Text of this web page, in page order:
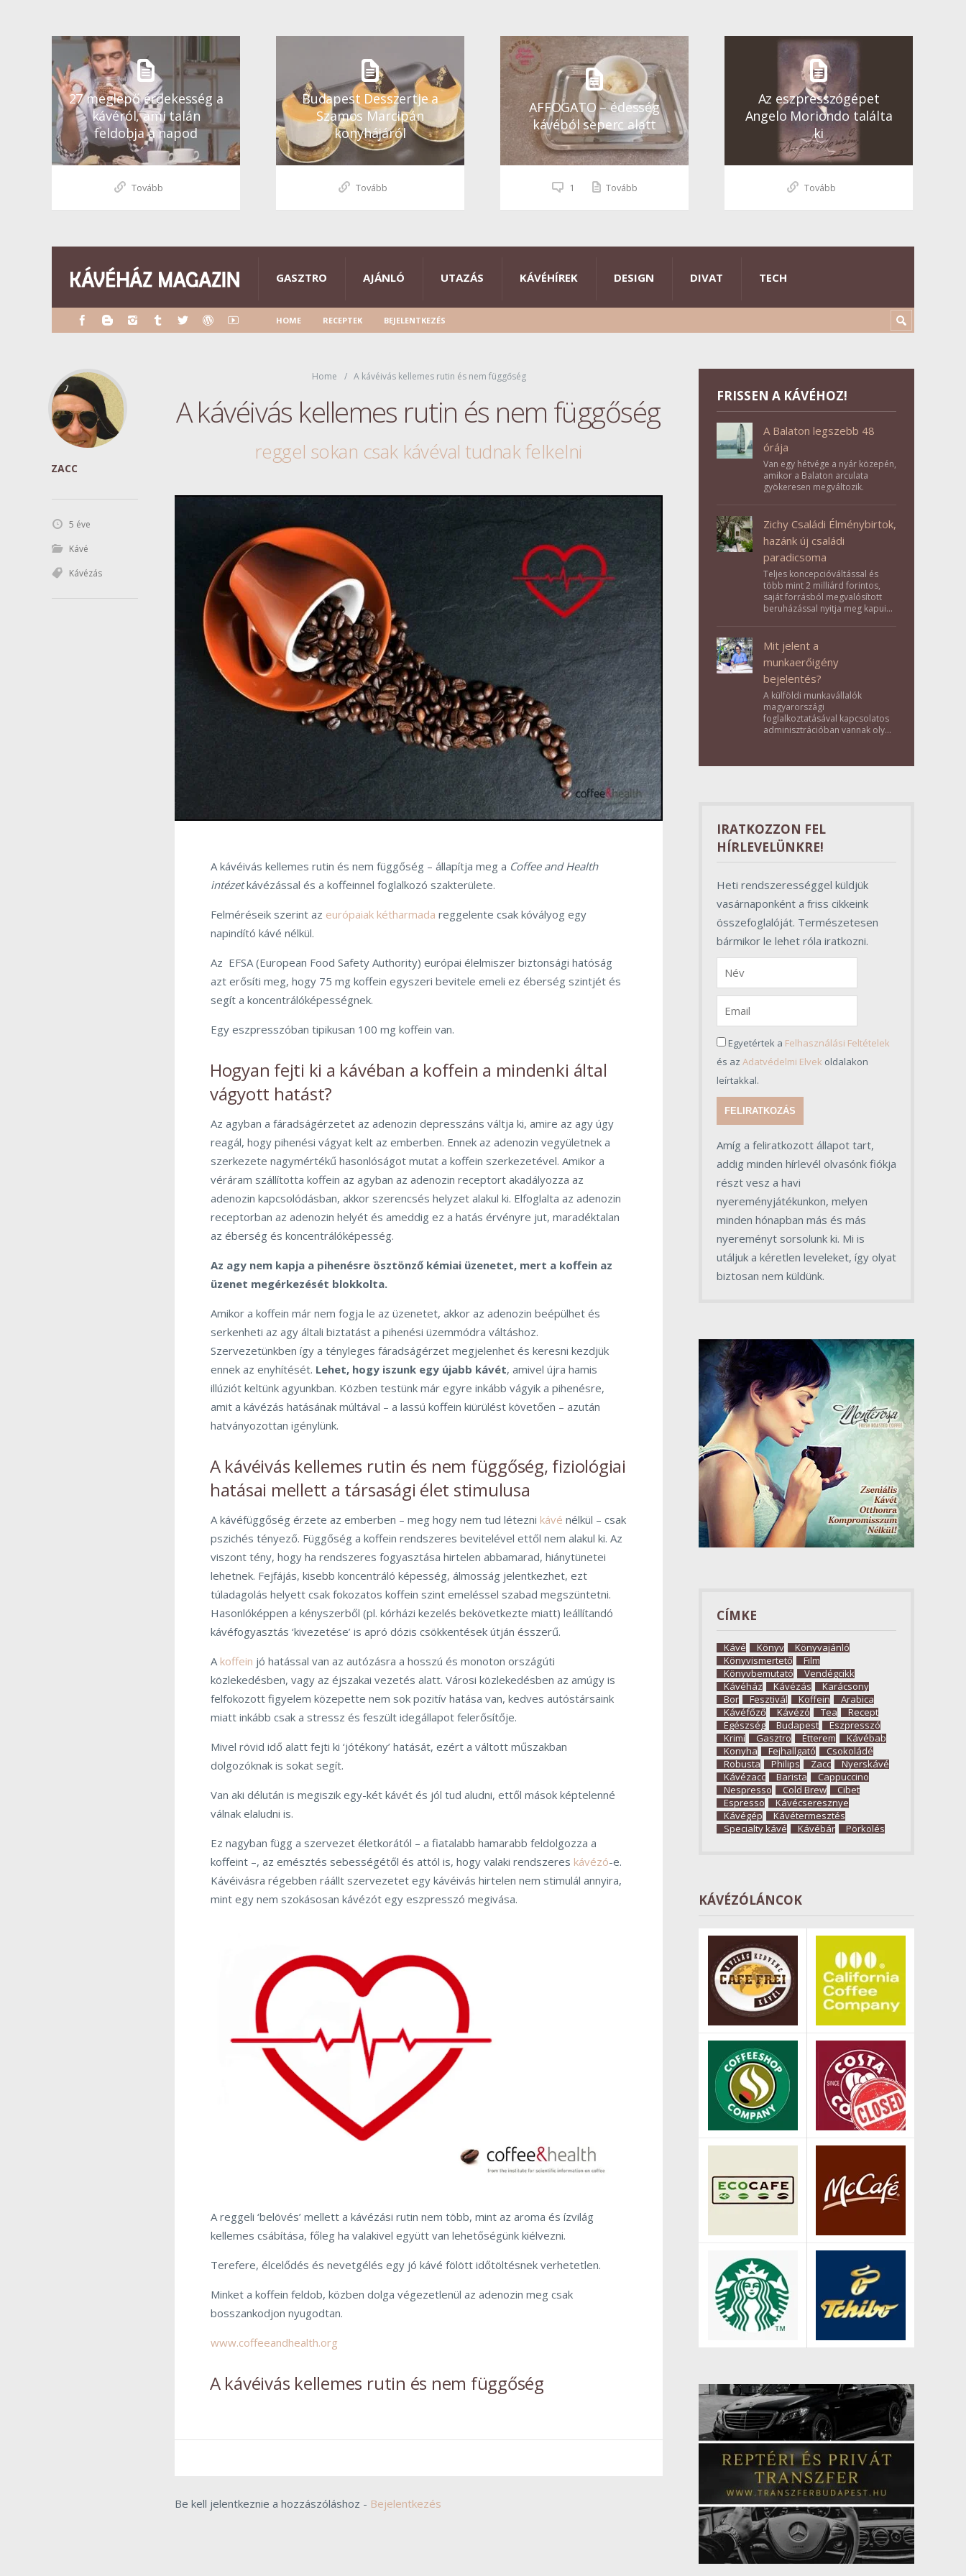
27 meglepő érdekesség a
kávéról, ami talán
feldobja a napod
Tovább
Budapest Desszertje a
Szamos Marcipán
konyhájáról
Tovább
AFFOGATO – édesség
kávéból seperc alatt
1 Tovább
Az eszpresszógépet
Angelo Moriondo találta
ki
Tovább
GASZTRO AJÁNLÓ UTAZÁS KÁVÉHÍREK DESIGN DIVAT TECH
HOME RECEPTEK BEJELENTKEZÉS
Home A kávéivás kellemes rutin és nem függőség
A kávéivás kellemes rutin és nem függőség
reggel sokan csak kávéval tudnak felkelni
A kávéivás kellemes rutin és nem függőség – állapítja meg a Coffee and Health
intézetkávézással és a koffeinnel foglalkozó szakterülete.
Felméréseik szerint az európaiak kétharmada reggelente csak kóvályog egy
napindító kávé nélkül.
Az EFSA (European Food Safety Authority) európai élelmiszer biztonsági hatóság
azt erősíti meg, hogy 75 mg koffein egyszeri bevitele emeli ez éberség szintjét és
segít a koncentrálóképességnek.
Egy eszpresszóban tipikusan 100 mg koffein van.
Hogyan fejti ki a kávéban a koffein a mindenki által
vágyott hatást?
Az agyban a fáradságérzetet az adenozin depresszáns váltja ki, amire az agy úgy
reagál, hogy pihenési vágyat kelt az emberben. Ennek az adenozin vegyületnek a
szerkezete nagymértékű hasonlóságot mutat a koffein szerkezetével. Amikor a
véráram szállította koffein az agyban az adenozin receptort akadályozza az
adenozin kapcsolódásban, akkor szerencsés helyzet alakul ki. Elfoglalta az adenozin
receptorban az adenozin helyét és ameddig ez a hatás érvényre jut, maradéktalan
az éberség és koncentrálóképesség.
Az agy nem kapja a pihenésre ösztönző kémiai üzenetet, mert a koffein az
üzenet megérkezését blokkolta.
Amikor a koffein már nem fogja le az üzenetet, akkor az adenozin beépülhet és
serkenheti az agy általi biztatást a pihenési üzemmódra váltáshoz.
Szervezetünkben így a tényleges fáradságérzet megjelenhet és keresni kezdjük
ennek az enyhítését. Lehet, hogy iszunk egy újabb kávét, amivel újra hamis
illúziót keltünk agyunkban. Közben testünk már egyre inkább vágyik a pihenésre,
amit a kávézás hatásának múltával – a lassú koffein kiürülést követően – azután
hatványozottan igénylünk.
A kávéivás kellemes rutin és nem függőség, fiziológiai
hatásai mellett a társasági élet stimulusa
A kávéfüggőség érzete az emberben – meg hogy nem tud létezni kávé nélkül – csak
pszichés tényező. Függőség a koffein rendszeres bevitelével ettől nem alakul ki. Az
viszont tény, hogy ha rendszeres fogyasztása hirtelen abbamarad, hiánytünetei
lehetnek. Fejfájás, kisebb koncentráló képesség, álmosság jelentkezhet, ezt
túladagolás helyett csak fokozatos koffein szint emeléssel szabad megszüntetni.
Hasonlóképpen a kényszerből (pl. kórházi kezelés bekövetkezte miatt) leállítandó
kávéfogyasztás ‘kivezetése’ is apró dózis csökkentések útján ésszerű.
A koffein jó hatással van az autózásra a hosszú és monoton országúti
közlekedésben, vagy az éjszakai vezetés alatt. Városi közlekedésben az amúgy is
felfokozott figyelem közepette nem sok pozitív hatása van, kedves autóstársaink
miatt inkább csak a stressz és feszült idegállapot felerősítője.
Mivel rövid idő alatt fejti ki ‘jótékony’ hatását, ezért a váltott műszakban
dolgozóknak is sokat segít.
Van aki délután is megiszik egy-két kávét és jól tud aludni, ettől mások képtelenné
válnak elaludni is.
Ez nagyban függ a szervezet életkorától – a fiatalabb hamarabb feldolgozza a
koffeint –, az emésztés sebességétől és attól is, hogy valaki rendszeres kávézó-e.
Kávéivásra régebben ráállt szervezetet egy kávéivás hirtelen nem stimulál annyira,
mint egy nem szokásosan kávézót egy eszpresszó megivása.
A reggeli ‘belövés’ mellett a kávézási rutin nem több, mint az aroma és ízvilág
kellemes csábítása, főleg ha valakivel együtt van lehetőségünk kiélvezni.
Terefere, élcelődés és nevetgélés egy jó kávé fölött időtöltésnek verhetetlen.
Minket a koffein feldob, közben dolga végezetlenül az adenozin meg csak
bosszankodjon nyugodtan.
www.coffeeandhealth.org
A kávéivás kellemes rutin és nem függőség
Be kell jelentkeznie a hozzászóláshoz - Bejelentkezés
ZACC
5 éve
Kávé
Kávézás
FRISSEN A KÁVÉHOZ!
A Balaton legszebb 48
órája
Van egy hétvége a nyár közepén,
amikor a Balaton arculata
gyökeresen megváltozik.
Zichy Családi Élménybirtok,
hazánk új családi
paradicsoma
Teljes koncepcióváltással és
több mint 2 milliárd forintos,
saját forrásból megvalósított
beruházással nyitja meg kapuit a
Élménybirtok a mai napon.
Mit jelent a
munkaerőigény
bejelentés?
A külföldi munkavállalók
magyarországi
foglalkoztatásával kapcsolatos
adminisztrációban vannak olyan
valójában azonban
IRATKOZZON FEL
HÍRLEVELÜNKRE!
Heti rendszerességgel küldjük
vasárnaponként a friss cikkeink
összefoglalóját. Természetesen
bármikor le lehet róla iratkozni.
Egyetértek a Felhasználási Feltételek
és az Adatvédelmi Elvek oldalakon
leírtakkal.
FELIRATKOZÁS
Amíg a feliratkozott állapot tart,
addig minden hírlevél olvasónk fiókja
részt vesz a havi
nyereményjátékunkon, melyen
minden hónapban más és más
nyereményt sorsolunk ki. Mi is
utáljuk a kéretlen leveleket, így olyat
biztosan nem küldünk.
CÍMKE
Kávé Könyv
Könyvajánló
Könyvismertető
Film
Könyvbemutató
Vendégcikk
Kávéház
Kávézás
Karácsony
Bor
Fesztivál Koffein
Arabica
Kávéfőző
Kávézó Tea
Recept
Egészség
Budapest
Eszpresszó
Krimi
Gasztro Étterem
Kávébab
Konyha
Fejhallgató
Csokoládé
Robusta
Philips Zacc
Nyerskávé
Kávézacc
Barista
Cappuccino
Nespresso
Cold Brew
Cibet
Espresso
Kávécseresznye
Kávégép
Kávétermesztés
Specialty kávé
Kávébár Pörkölés
KÁVÉZÓLÁNCOK